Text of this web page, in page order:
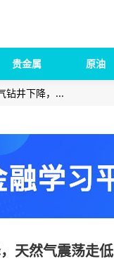
贵金属 原油
钻井下降，...
天然气震荡走低